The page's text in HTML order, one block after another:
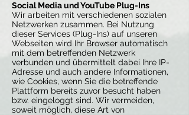
Social Media und YouTube Plug-Ins
Wir arbeiten mit verschiedenen sozialen
Netzwerken zusammen. Bei Nutzung
dieser Services (Plug-Ins) auf unseren
Webseiten wird Ihr Browser automatisch
mit dem betreffenden Netzwerk
verbunden und übermittelt dabei Ihre IP-
Adresse und auch andere Informationen,
wie Cookies, wenn Sie die betreffende
Plattform bereits zuvor besucht haben
bzw. eingeloggt sind. Wir vermeiden,
soweit möglich, diese Art von